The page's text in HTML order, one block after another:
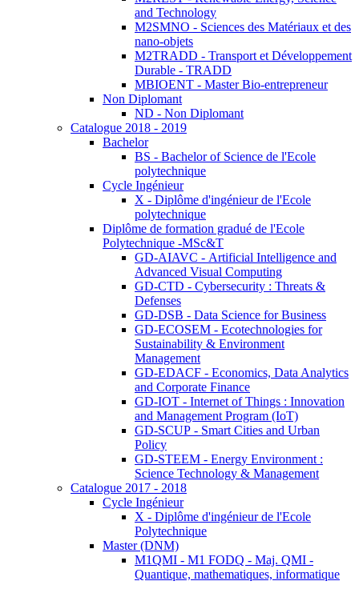
and Technology
M2SMNO - Sciences des Matériaux et des
nano-objets
M2TRADD - Transport et Développement
Durable - TRADD
MBIOENT - Master Bio-entrepreneur
Non Diplomant
ND - Non Diplomant
Catalogue 2018 - 2019
Bachelor
BS - Bachelor of Science de l'Ecole
polytechnique
Cycle Ingénieur
X - Diplôme d'ingénieur de l'Ecole
polytechnique
Diplôme de formation gradué de l'Ecole
Polytechnique -MSc&T
GD-AIAVC - Artificial Intelligence and
Advanced Visual Computing
GD-CTD - Cybersecurity : Threats &
Defenses
GD-DSB - Data Science for Business
GD-ECOSEM - Ecotechnologies for
Sustainability & Environment
Management
GD-EDACF - Economics, Data Analytics
and Corporate Finance
GD-IOT - Internet of Things : Innovation
and Management Program (IoT)
GD-SCUP - Smart Cities and Urban
Policy
GD-STEEM - Energy Environment :
Science Technology & Management
Catalogue 2017 - 2018
Cycle Ingénieur
X - Diplôme d'ingénieur de l'Ecole
Polytechnique
Master (DNM)
M1QMI - M1 FODQ - Maj. QMI -
Quantique, mathematiques, informatique